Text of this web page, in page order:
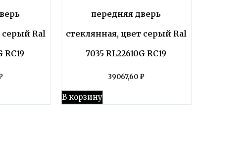
серый Ral
RC19
передняя дверь
стеклянная, цвет серый Ral
7035 RL22610G RC19
39067,60 ₽
В корзину